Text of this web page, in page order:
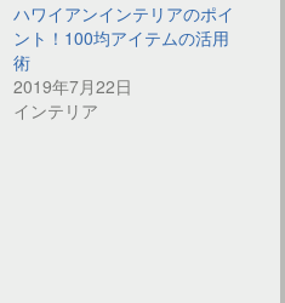
ハワイアンインテリアのポイ
ント！100均アイテムの活用
術
2019年7月22日
インテリア